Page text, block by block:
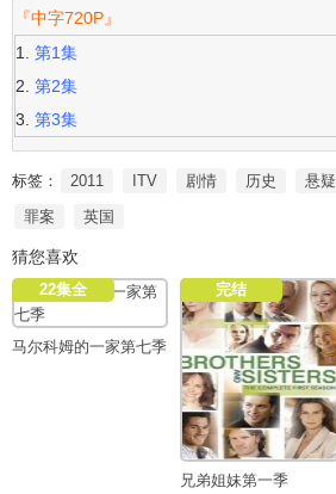
『中字720P』
第1集
第2集
第3集
标签： 2011 ITV 剧情 历史 悬疑
罪案
英国
猜您喜欢
22集全
马尔科姆的一家第七季
完结
兄弟姐妹第一季